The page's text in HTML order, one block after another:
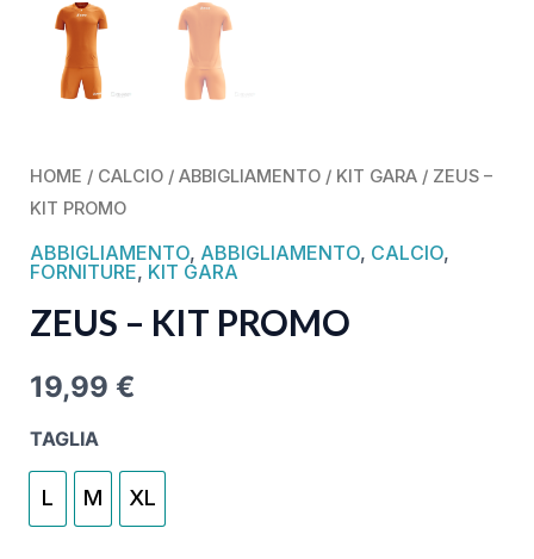
HOME / CALCIO/ ABBIGLIAMENTO/ KIT GARA/ ZEUS –
KIT PROMO
ABBIGLIAMENTO, ABBIGLIAMENTO, CALCIO,
FORNITURE, KIT GARA
ZEUS – KIT PROMO
19,99 €
TAGLIA
L M XL